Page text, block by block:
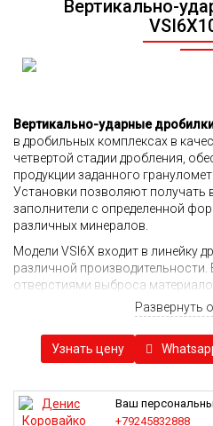
Вертикально-
Вертикально-ударные
в дробильных комплексах в
четвертой стадии дробления,
продукции заданного
Установки позволяют получать
заполнители с определенной
различных минералов.
Модели VSI6X входит в линейку
различной
отверстиями выброса
конструкция исключает
барабана. Все это способствует
снижению времени простоев и
проведение ремонта и
В основе дробилки лежит
колесом. Подключенный к
Развернуть
Узнать цену
Ваш
+79245832888